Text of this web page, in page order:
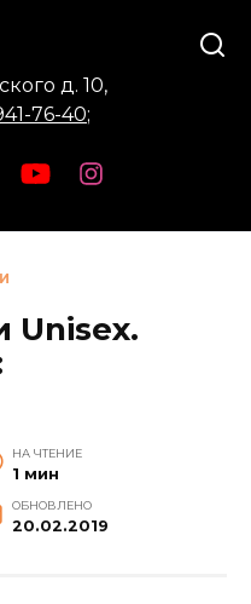
д. 10,
76-40;
Unisex.
НА ЧТЕНИЕ
1 мин
ОБНОВЛЕНО
20.02.2019